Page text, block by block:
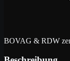
BOVAG & RDW